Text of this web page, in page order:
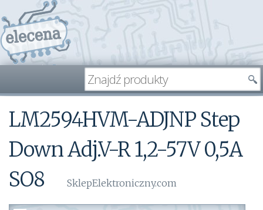
LM2594HVM-ADJNP Step
Down Adj.V-R 1,2-57V 0,5A
SO8
SklepElektroniczny.com